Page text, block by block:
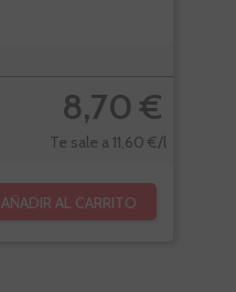
8,70 €
Te sale a 11,60 €/l
AÑADIR AL CARRITO